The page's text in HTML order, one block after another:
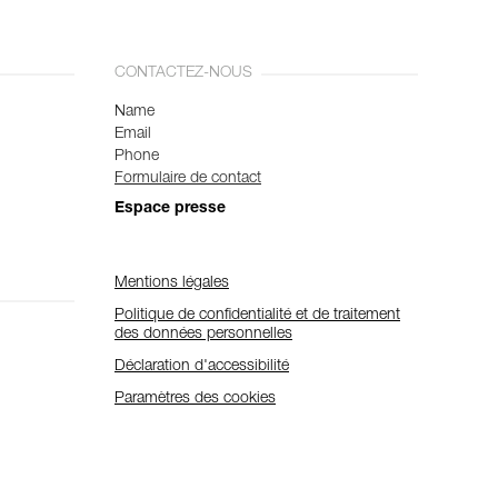
CONTACTEZ-NOUS
Name
Email
Phone
Formulaire de contact
Espace presse
Mentions légales
Politique de confidentialité et de traitement
des données personnelles
Déclaration d'accessibilité
Paramètres des cookies